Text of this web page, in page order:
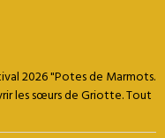
2026 "Potes de Marmots.
les sœurs de Griotte. Tout